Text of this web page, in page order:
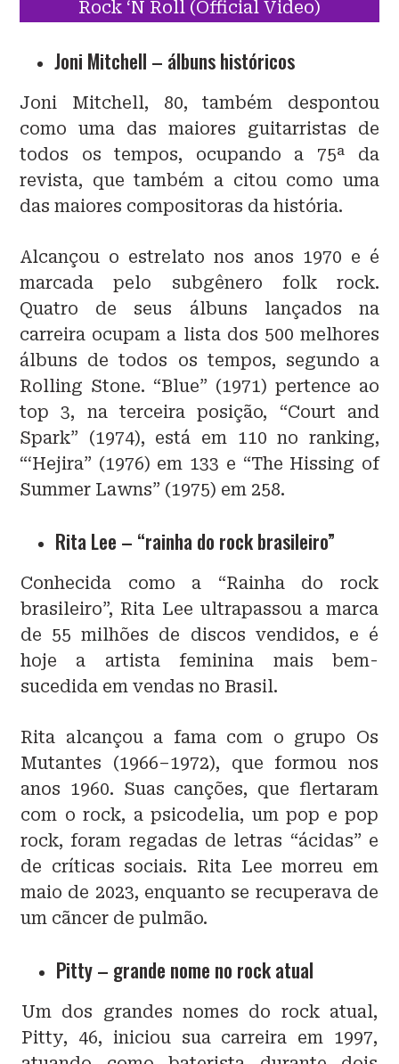
Rock ‘N Roll (Official Video)
Joni Mitchell – álbuns históricos
Joni Mitchell, 80, também despontou
como uma das maiores guitarristas de
todos os tempos, ocupando a 75ª da
revista, que também a citou como uma
das maiores compositoras da história.
Alcançou o estrelato nos anos 1970 e é
marcada pelo subgênero folk rock.
Quatro de seus álbuns lançados na
carreira ocupam a lista dos 500 melhores
álbuns de todos os tempos, segundo a
Rolling Stone. “Blue” (1971) pertence ao
top 3, na terceira posição, “Court and
Spark” (1974), está em 110 no ranking,
“‘Hejira” (1976) em 133 e “The Hissing of
Summer Lawns” (1975) em 258.
Rita Lee – “rainha do rock brasileiro”
Conhecida como a “Rainha do rock
brasileiro”, Rita Lee ultrapassou a marca
de 55 milhões de discos vendidos, e é
hoje a artista feminina mais bem-
sucedida em vendas no Brasil.
Rita alcançou a fama com o grupo Os
Mutantes (1966–1972), que formou nos
anos 1960. Suas canções, que flertaram
com o rock, a psicodelia, um pop e pop
rock, foram regadas de letras “ácidas” e
de críticas sociais. Rita Lee morreu em
maio de 2023, enquanto se recuperava de
um cãncer de pulmão.
Pitty – grande nome no rock atual
Um dos grandes nomes do rock atual,
Pitty, 46, iniciou sua carreira em 1997,